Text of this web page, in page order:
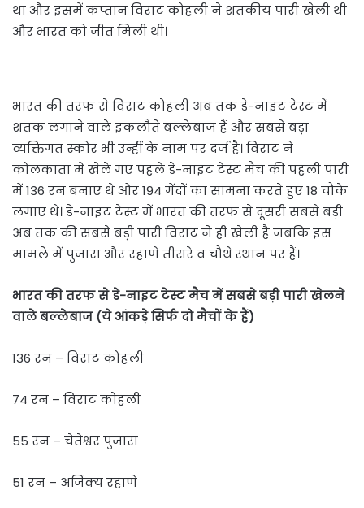
था और इसमें कप्तान विराट कोहली ने शतकीय पारी खेली थी
और भारत को जीत मिली थी।
भारत की तरफ से विराट कोहली अब तक डे-नाइट टेस्ट में
शतक लगाने वाले इकलौते बल्लेबाज हैं और सबसे बड़ा
व्यक्तिगत स्कोर भी उन्हीं के नाम पर दर्ज है। विराट ने
कोलकाता में खेले गए पहले डे-नाइट टेस्ट मैच की पहली पारी
में 136 रन बनाए थे और 194 गेंदों का सामना करते हुए 18 चौके
लगाए थे। डे-नाइट टेस्ट में भारत की तरफ से दूसरी सबसे बड़ी
अब तक की सबसे बड़ी पारी विराट ने ही खेली है जबकि इस
मामले में पुजारा और रहाणे तीसरे व चौथे स्थान पर हैं।
भारत की तरफ से डे-नाइट टेस्ट मैच में सबसे बड़ी पारी खेलने
वाले बल्लेबाज (ये आंकड़े सिर्फ दो मैचों के हैं)
136 रन – विराट कोहली
74 रन – विराट कोहली
55 रन – चेतेश्वर पुजारा
51 रन – अजिंक्य रहाणे